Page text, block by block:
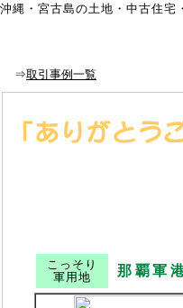
沖縄・宮古島の土地・中古住
⇒取引事例一覧
こっそり
軍用地
那覇軍